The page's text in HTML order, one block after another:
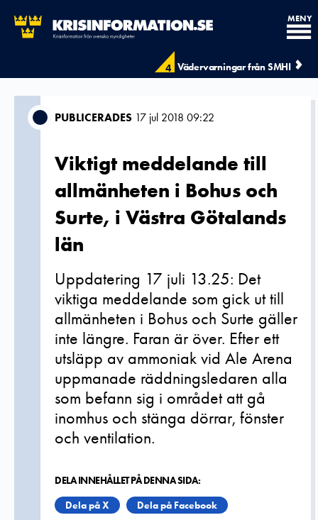
4 Vädervarningar från SMHI
MENY
PUBLICERADES 17 jul 2018 09:22
Viktigt meddelande till
allmänheten i Bohus och
Surte, i Västra Götalands
län
Uppdatering 17 juli 13.25: Det
viktiga meddelande som gick ut till
allmänheten i Bohus och Surte gäller
inte längre. Faran är över. Efter ett
utsläpp av ammoniak vid Ale Arena
uppmanade räddningsledaren alla
som befann sig i området att gå
inomhus och stänga dörrar, fönster
och ventilation.
DELA INNEHÅLLET PÅ DENNA SIDA:
Dela på X
Dela på Facebook